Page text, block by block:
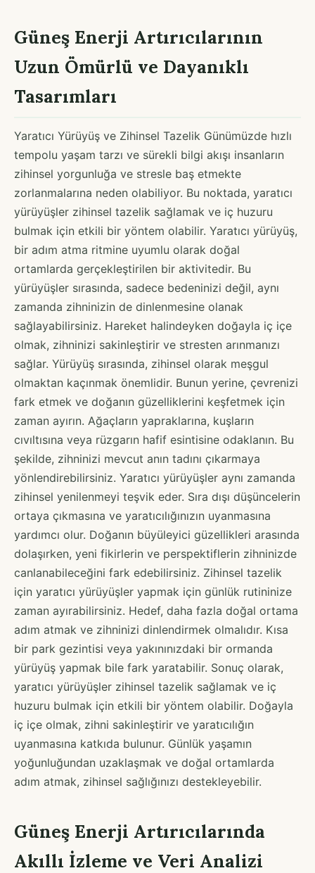
Güneş Enerji Artırıcılarının
Uzun Ömürlü ve Dayanıklı
Tasarımları
Yaratıcı Yürüyüş ve Zihinsel Tazelik Günümüzde hızlı
tempolu yaşam tarzı ve sürekli bilgi akışı insanların
zihinsel yorgunluğa ve stresle baş etmekte
zorlanmalarına neden olabiliyor. Bu noktada, yaratıcı
yürüyüşler zihinsel tazelik sağlamak ve iç huzuru
bulmak için etkili bir yöntem olabilir. Yaratıcı yürüyüş,
bir adım atma ritmine uyumlu olarak doğal
ortamlarda gerçekleştirilen bir aktivitedir. Bu
yürüyüşler sırasında, sadece bedeninizi değil, aynı
zamanda zihninizin de dinlenmesine olanak
sağlayabilirsiniz. Hareket halindeyken doğayla iç içe
olmak, zihninizi sakinleştirir ve stresten arınmanızı
sağlar. Yürüyüş sırasında, zihinsel olarak meşgul
olmaktan kaçınmak önemlidir. Bunun yerine, çevrenizi
fark etmek ve doğanın güzelliklerini keşfetmek için
zaman ayırın. Ağaçların yapraklarına, kuşların
cıvıltısına veya rüzgarın hafif esintisine odaklanın. Bu
şekilde, zihninizi mevcut anın tadını çıkarmaya
yönlendirebilirsiniz. Yaratıcı yürüyüşler aynı zamanda
zihinsel yenilenmeyi teşvik eder. Sıra dışı düşüncelerin
ortaya çıkmasına ve yaratıcılığınızın uyanmasına
yardımcı olur. Doğanın büyüleyici güzellikleri arasında
dolaşırken, yeni fikirlerin ve perspektiflerin zihninizde
canlanabileceğini fark edebilirsiniz. Zihinsel tazelik
için yaratıcı yürüyüşler yapmak için günlük rutininize
zaman ayırabilirsiniz. Hedef, daha fazla doğal ortama
adım atmak ve zihninizi dinlendirmek olmalıdır. Kısa
bir park gezintisi veya yakınınızdaki bir ormanda
yürüyüş yapmak bile fark yaratabilir. Sonuç olarak,
yaratıcı yürüyüşler zihinsel tazelik sağlamak ve iç
huzuru bulmak için etkili bir yöntem olabilir. Doğayla
iç içe olmak, zihni sakinleştirir ve yaratıcılığın
uyanmasına katkıda bulunur. Günlük yaşamın
yoğunluğundan uzaklaşmak ve doğal ortamlarda
adım atmak, zihinsel sağlığınızı destekleyebilir.
Güneş Enerji Artırıcılarında
Akıllı İzleme ve Veri Analizi